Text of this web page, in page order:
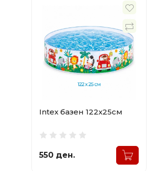
Intex базен 122х25см
550 ден.